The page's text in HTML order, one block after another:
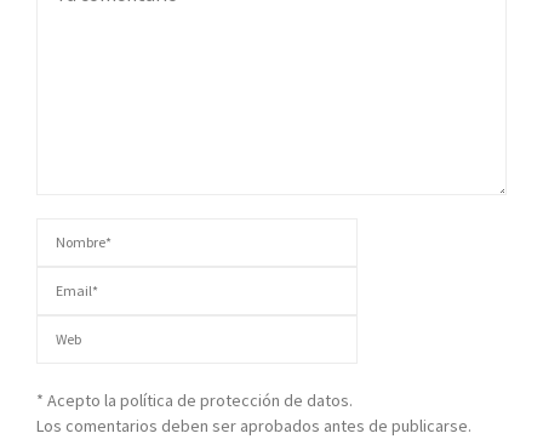
* Acepto la política de protección de datos.
Los comentarios deben ser aprobados antes de publicarse.